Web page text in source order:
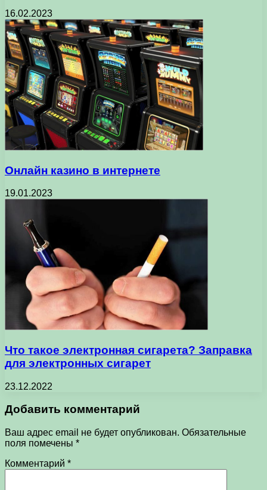
16.02.2023
Онлайн казино в интернете
19.01.2023
Что такое электронная сигарета? Заправка
для электронных сигарет
23.12.2022
Добавить комментарий
Ваш адрес email не будет опубликован. Обязательные
поля помечены *
Комментарий *